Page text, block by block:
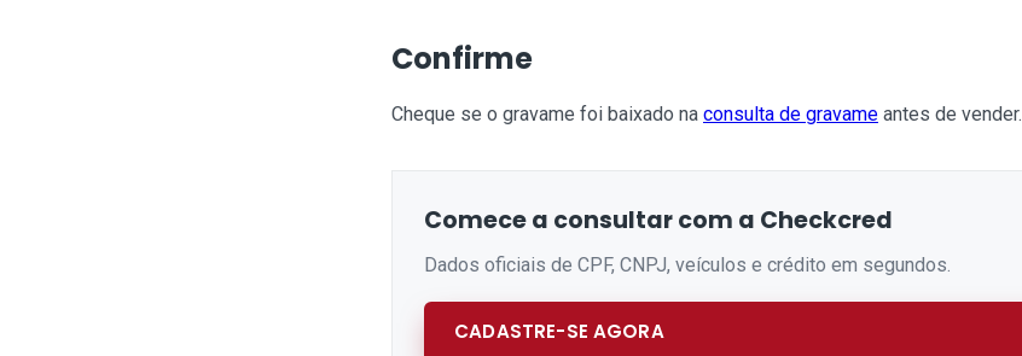
Confirme
Cheque se o gravame foi baixado na consulta de gravame antes de vender.
Comece a consultar com a Checkcred
Dados oficiais de CPF, CNPJ, veículos e crédito em segundos.
CADASTRE-SE AGORA